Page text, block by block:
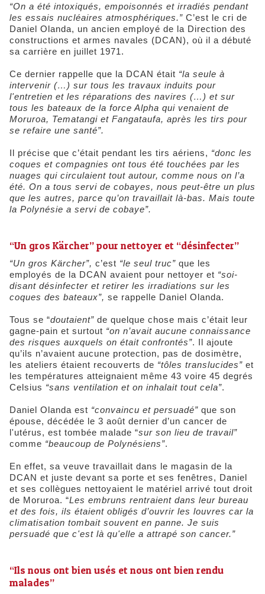
“On a été intoxiqués, empoisonnés et irradiés pendant
les essais nucléaires atmosphériques.” C’est le cri de
Daniel Olanda, un ancien employé de la Direction des
constructions et armes navales (DCAN), où il a débuté
sa carrière en juillet 1971.
Ce dernier rappelle que la DCAN était “la seule à
intervenir (…) sur tous les travaux induits pour
l'entretien et les réparations des navires (…) et sur
tous les bateaux de la force Alpha qui venaient de
Moruroa, Tematangi et Fangataufa, après les tirs pour
se refaire une santé”.
Il précise que c’était pendant les tirs aériens, “donc les
coques et compagnies ont tous été touchées par les
nuages qui circulaient tout autour, comme nous on l’a
été. On a tous servi de cobayes, nous peut-être un plus
que les autres, parce qu’on travaillait là-bas. Mais toute
la Polynésie a servi de cobaye”.
“Un gros Kärcher” pour nettoyer et “désinfecter”
“Un gros Kärcher”, c’est “le seul truc” que les
employés de la DCAN avaient pour nettoyer et “soi-
disant désinfecter et retirer les irradiations sur les
coques des bateaux”, se rappelle Daniel Olanda.
Tous se “doutaient” de quelque chose mais c’était leur
gagne-pain et surtout “on n’avait aucune connaissance
des risques auxquels on était confrontés”. Il ajoute
qu’ils n’avaient aucune protection, pas de dosimètre,
les ateliers étaient recouverts de “tôles translucides” et
les températures atteignaient même 43 voire 45 degrés
Celsius “sans ventilation et on inhalait tout cela”.
Daniel Olanda est “convaincu et persuadé” que son
épouse, décédée le 3 août dernier d’un cancer de
l'utérus, est tombée malade “sur son lieu de travail”
comme “beaucoup de Polynésiens”.
En effet, sa veuve travaillait dans le magasin de la
DCAN et juste devant sa porte et ses fenêtres, Daniel
et ses collègues nettoyaient le matériel arrivé tout droit
de Moruroa. “Les embruns rentraient dans leur bureau
et des fois, ils étaient obligés d’ouvrir les louvres car la
climatisation tombait souvent en panne. Je suis
persuadé que c'est là qu'elle a attrapé son cancer.”
“Ils nous ont bien usés et nous ont bien rendu
malades”